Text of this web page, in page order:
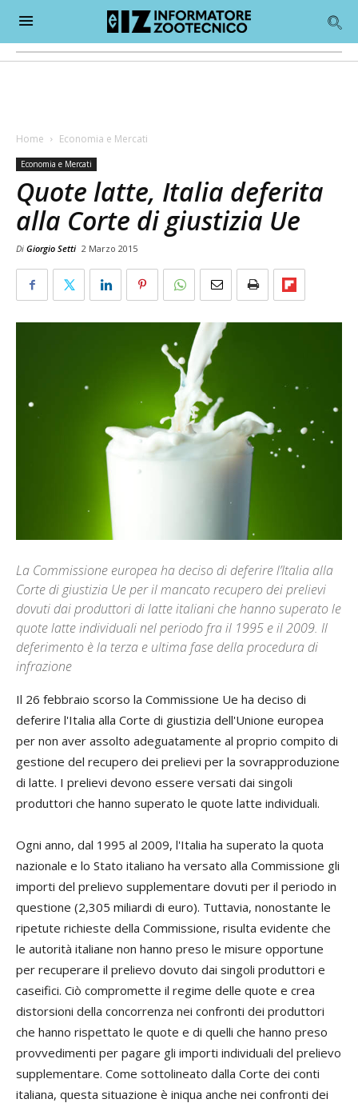
Home Economia e Mercati
Economia e Mercati
Quote latte, Italia deferita
alla Corte di giustizia Ue
Di Giorgio Setti 2 Marzo 2015
La Commissione europea ha deciso di deferire l’Italia alla
Corte di giustizia Ue per il mancato recupero dei prelievi
dovuti dai produttori di latte italiani che hanno superato le
quote latte individuali nel periodo fra il 1995 e il 2009. Il
deferimento è la terza e ultima fase della procedura di
infrazione
Il 26 febbraio scorso la Commissione Ue ha deciso di
deferire l'Italia alla Corte di giustizia dell'Unione europea
per non aver assolto adeguatamente al proprio compito di
gestione del recupero dei prelievi per la sovrapproduzione
di latte. I prelievi devono essere versati dai singoli
produttori che hanno superato le quote latte individuali.
Ogni anno, dal 1995 al 2009, l'Italia ha superato la quota
nazionale e lo Stato italiano ha versato alla Commissione gli
importi del prelievo supplementare dovuti per il periodo in
questione (2,305 miliardi di euro). Tuttavia, nonostante le
ripetute richieste della Commissione, risulta evidente che
le autorità italiane non hanno preso le misure opportune
per recuperare il prelievo dovuto dai singoli produttori e
caseifici. Ciò compromette il regime delle quote e crea
distorsioni della concorrenza nei confronti dei produttori
che hanno rispettato le quote e di quelli che hanno preso
provvedimenti per pagare gli importi individuali del prelievo
supplementare. Come sottolineato dalla Corte dei conti
italiana, questa situazione è iniqua anche nei confronti dei